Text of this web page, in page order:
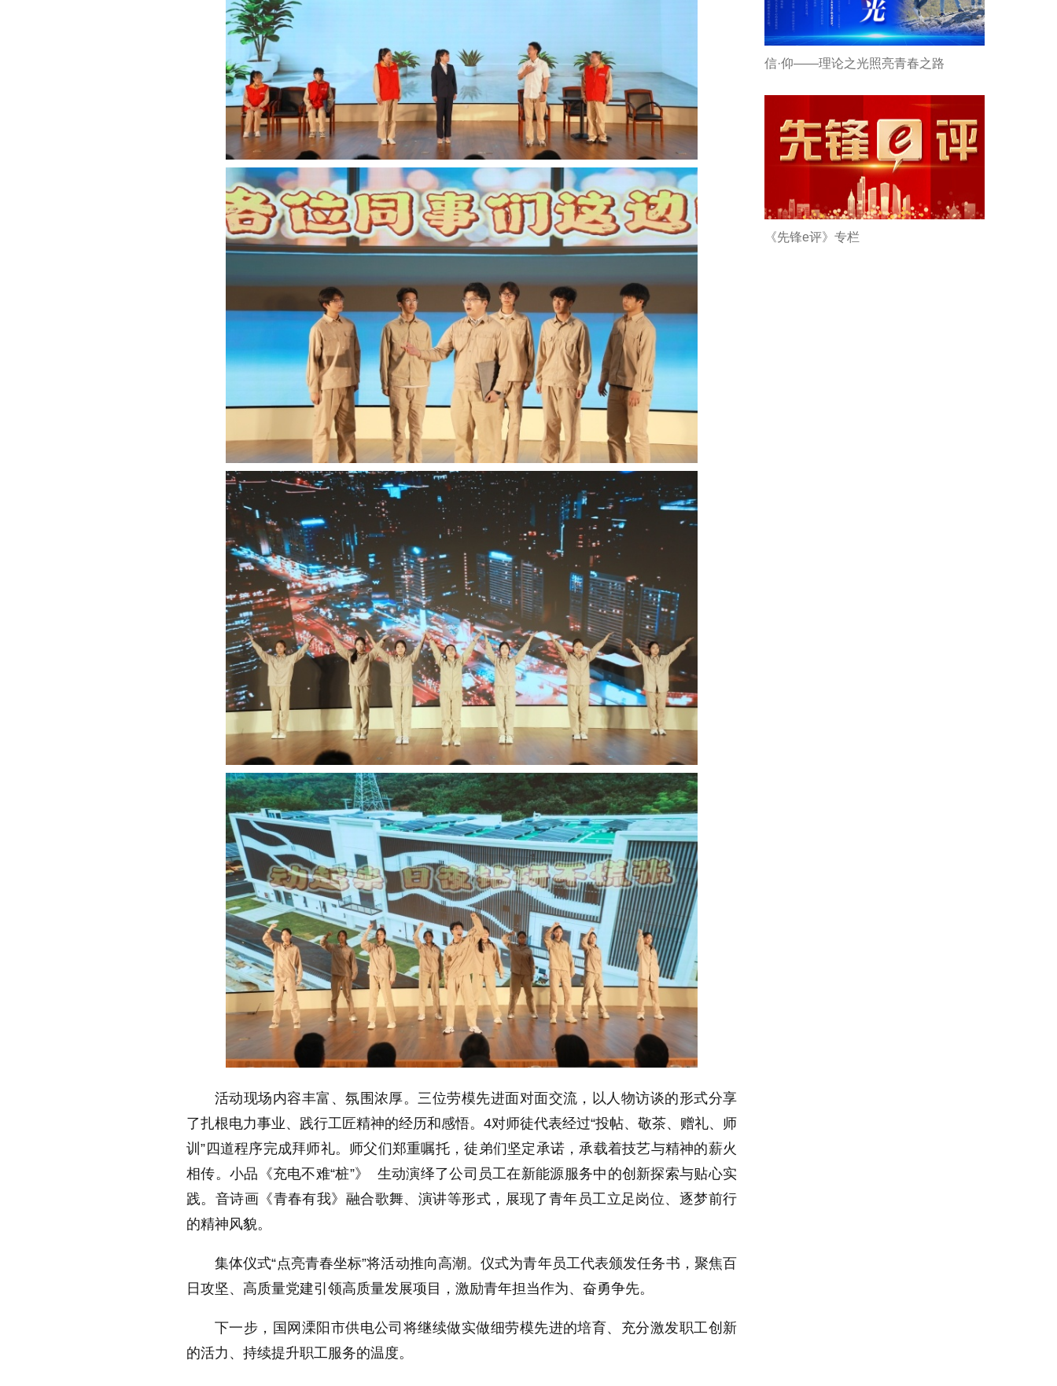
活动现场内容丰富、氛围浓厚。三位劳模先进面对面交流，以人物访谈的形式分享
了扎根电力事业、践行工匠精神的经历和感悟。4对师徒代表经过“投帖、敬茶、赠礼、师
训”四道程序完成拜师礼。师父们郑重嘱托，徒弟们坚定承诺，承载着技艺与精神的薪火
相传。小品《充电不难“桩”》 生动演绎了公司员工在新能源服务中的创新探索与贴心实
践。音诗画《青春有我》融合歌舞、演讲等形式，展现了青年员工立足岗位、逐梦前行
的精神风貌。
集体仪式“点亮青春坐标”将活动推向高潮。仪式为青年员工代表颁发任务书，聚焦百
日攻坚、高质量党建引领高质量发展项目，激励青年担当作为、奋勇争先。
下一步，国网溧阳市供电公司将继续做实做细劳模先进的培育、充分激发职工创新
的活力、持续提升职工服务的温度。
信·仰——理论之光照亮青春之路
《先锋e评》专栏